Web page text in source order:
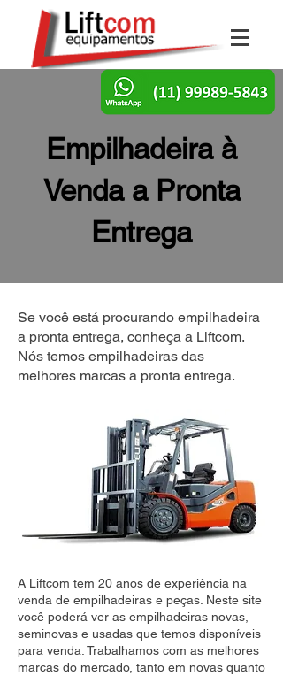
Empilhadeira à
Venda a Pronta
Entrega
Se você está procurando empilhadeira
a pronta entrega, conheça a Liftcom.
Nós temos empilhadeiras das
melhores marcas a pronta entrega.
A Liftcom tem 20 anos de experiência na
venda de empilhadeiras e peças. Neste site
você poderá ver as empilhadeiras novas,
seminovas e usadas que temos disponíveis
para venda. Trabalhamos com as melhores
marcas do mercado, tanto em novas quanto